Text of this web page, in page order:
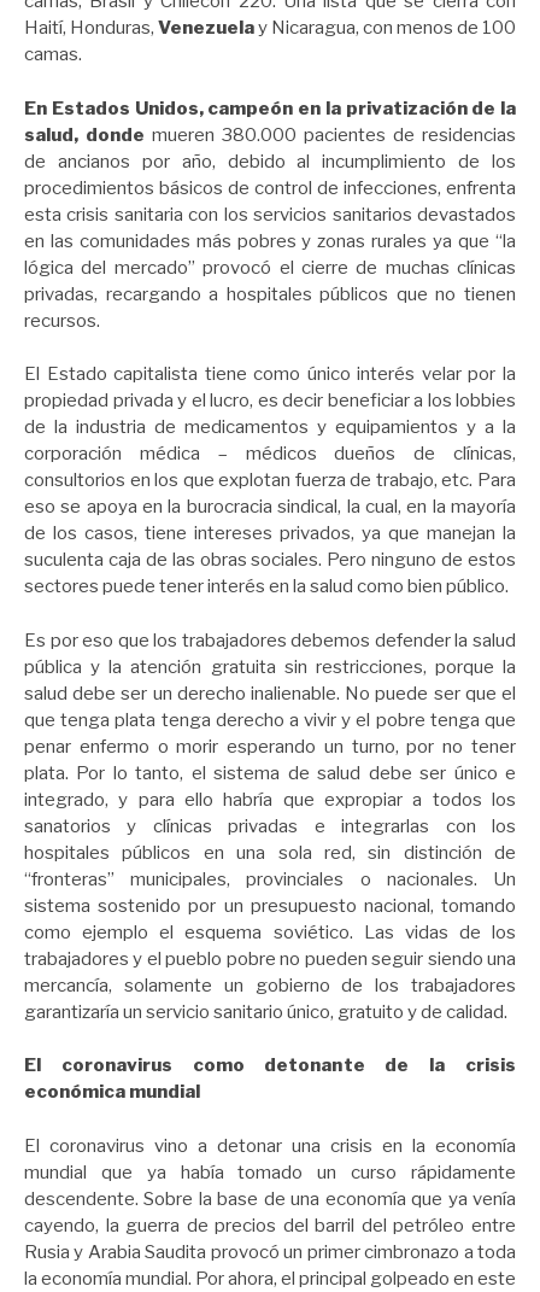
Haití, Honduras, Venezuelay Nicaragua, con menos de 100
camas.
En Estados Unidos, campeón en la privatización de la
salud, donde mueren 380.000 pacientes de residencias
de ancianos por año, debido al incumplimiento de los
procedimientos básicos de control de infecciones, enfrenta
esta crisis sanitaria con los servicios sanitarios devastados
en las comunidades más pobres y zonas rurales ya que “la
lógica del mercado” provocó el cierre de muchas clínicas
privadas, recargando a hospitales públicos que no tienen
recursos.
El Estado capitalista tiene como único interés velar por la
propiedad privada y el lucro, es decir beneficiar a los lobbies
de la industria de medicamentos y equipamientos y a la
corporación médica – médicos dueños de clínicas,
consultorios en los que explotan fuerza de trabajo, etc. Para
eso se apoya en la burocracia sindical, la cual, en la mayoría
de los casos, tiene intereses privados, ya que manejan la
suculenta caja de las obras sociales. Pero ninguno de estos
sectores puede tener interés en la salud como bien público.
Es por eso que los trabajadores debemos defender la salud
pública y la atención gratuita sin restricciones, porque la
salud debe ser un derecho inalienable. No puede ser que el
que tenga plata tenga derecho a vivir y el pobre tenga que
penar enfermo o morir esperando un turno, por no tener
plata. Por lo tanto, el sistema de salud debe ser único e
integrado, y para ello habría que expropiar a todos los
sanatorios y clínicas privadas e integrarlas con los
hospitales públicos en una sola red, sin distinción de
“fronteras” municipales, provinciales o nacionales. Un
sistema sostenido por un presupuesto nacional, tomando
como ejemplo el esquema soviético. Las vidas de los
trabajadores y el pueblo pobre no pueden seguir siendo una
mercancía, solamente un gobierno de los trabajadores
garantizaría un servicio sanitario único, gratuito y de calidad.
El coronavirus como detonante de la crisis
económica mundial
El coronavirus vino a detonar una crisis en la economía
mundial que ya había tomado un curso rápidamente
descendente. Sobre la base de una economía que ya venía
cayendo, la guerra de precios del barril del petróleo entre
Rusia y Arabia Saudita provocó un primer cimbronazo a toda
la economía mundial. Por ahora, el principal golpeado en este